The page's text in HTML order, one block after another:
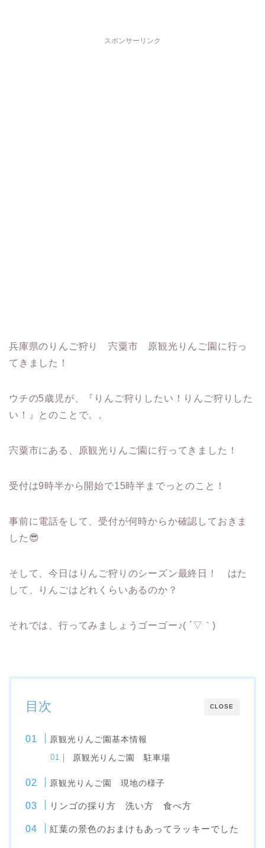
スポンサーリンク
兵庫県のりんご狩り 宍粟市 原観光りんご園に行っ
てきました！
ウチの5歳児が、『りんご狩りしたい！りんご狩りした
い！』とのことで。。
宍粟市にある、原観光りんご園に行ってきました！
受付は9時半から開始で15時半までっとのこと！
事前に電話をして、受付が何時からか確認しておきま
した 😎
そして、今日はりんご狩りのシーズン最終日！ はた
して、りんごはどれくらいあるのか？
それでは、行ってみましょうゴーゴー♪( ´▽ ｀)
CLOSE
目次
原観光りんご園基本情報
原観光りんご園 駐車場
原観光りんご園 現地の様子
リンゴの採り方 洗い方 食べ方
紅葉の景色のおまけもあってラッキーでした